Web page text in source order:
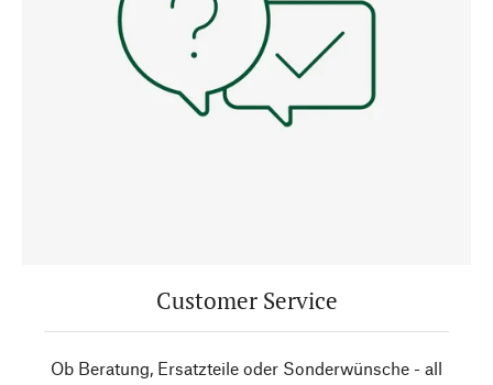
Customer Service
Ob Beratung, Ersatzteile oder Sonderwünsche - all